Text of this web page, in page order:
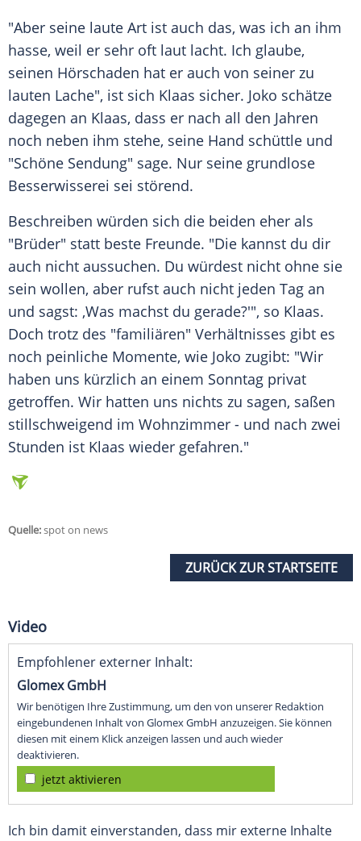
"Aber seine laute Art ist auch das, was ich an ihm
hasse, weil er sehr oft laut lacht. Ich glaube,
seinen Hörschaden hat er auch von seiner zu
lauten Lache", ist sich Klaas sicher. Joko schätze
dagegen an Klaas, dass er nach all den Jahren
noch neben ihm stehe, seine Hand schüttle und
"Schöne Sendung" sage. Nur seine grundlose
Besserwisserei sei störend.
Beschreiben würden sich die beiden eher als
"Brüder" statt beste Freunde. "Die kannst du dir
auch nicht aussuchen. Du würdest nicht ohne sie
sein wollen, aber rufst auch nicht jeden Tag an
und sagst: ,Was machst du gerade?'", so Klaas.
Doch trotz des "familiären" Verhältnisses gibt es
noch peinliche Momente, wie Joko zugibt: "Wir
haben uns kürzlich an einem Sonntag privat
getroffen. Wir hatten uns nichts zu sagen, saßen
stillschweigend im Wohnzimmer - und nach zwei
Stunden ist Klaas wieder gefahren."
Quelle:spot on news
ZURÜCK ZUR STARTSEITE
Video
Empfohlener externer Inhalt:
Glomex GmbH
Wir benötigen Ihre Zustimmung, um den von unserer Redaktion
eingebundenen Inhalt von Glomex GmbH anzuzeigen. Sie können
diesen mit einem Klick anzeigen lassen und auch wieder
deaktivieren.
jetzt aktivieren
Ich bin damit einverstanden, dass mir externe Inhalte